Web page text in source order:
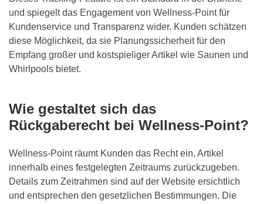
und spiegelt das Engagement von Wellness-Point für
Kundenservice und Transparenz wider. Kunden schätzen
diese Möglichkeit, da sie Planungssicherheit für den
Empfang großer und kostspieliger Artikel wie Saunen und
Whirlpools bietet.
Wie gestaltet sich das
Rückgaberecht bei Wellness-Point?
Wellness-Point räumt Kunden das Recht ein, Artikel
innerhalb eines festgelegten Zeitraums zurückzugeben.
Details zum Zeitrahmen sind auf der Website ersichtlich
und entsprechen den gesetzlichen Bestimmungen. Die